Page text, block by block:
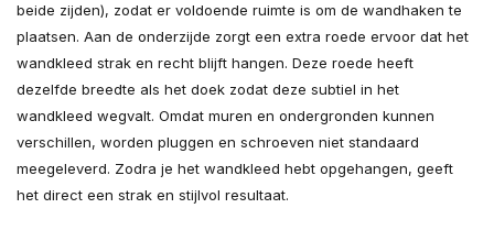
beide zijden), zodat er voldoende ruimte is om de wandhaken te
plaatsen. Aan de onderzijde zorgt een extra roede ervoor dat het
wandkleed strak en recht blijft hangen. Deze roede heeft
dezelfde breedte als het doek zodat deze subtiel in het
wandkleed wegvalt. Omdat muren en ondergronden kunnen
verschillen, worden pluggen en schroeven niet standaard
meegeleverd. Zodra je het wandkleed hebt opgehangen, geeft
het direct een strak en stijlvol resultaat.